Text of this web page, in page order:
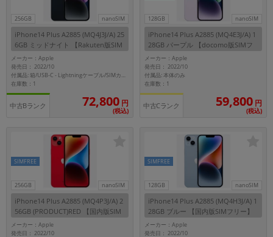
256GB nanoSIM
iPhone14 Plus A2885 (MQ4J3J/A) 25
6GB ミッドナイト 【Rakuten版SIM
フリー】
メーカー：Apple
発売日： 2022/10
付属品: 箱/USB-C - Lightningケーブル/SIMカードツール/マニュアル
在庫数：1
中古Bランク 72,800 円
(税込)
128GB nanoSIM
iPhone14 Plus A2885 (MQ4E3J/A) 1
28GB パープル 【docomo版SIMフ
リー】
メーカー：Apple
発売日： 2022/10
付属品: 本体のみ
在庫数：1
中古Cランク 59,800 円
(税込)
256GB nanoSIM
SIMFREE
iPhone14 Plus A2885 (MQ4P3J/A) 2
56GB (PRODUCT)RED 【国内版SIM
フリー】
メーカー：Apple
発売日： 2022/10
128GB nanoSIM
SIMFREE
iPhone14 Plus A2885 (MQ4H3J/A) 1
28GB ブルー 【国内版SIMフリー】
メーカー：Apple
発売日： 2022/10